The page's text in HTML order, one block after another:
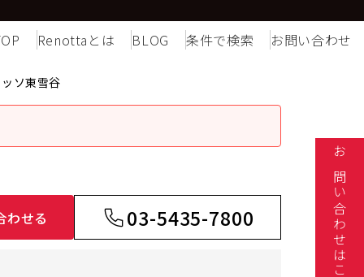
Renottaとは BLOG 条件で検索 お問い合わせ
ソ東雪谷
わせる 03-5435-7800 お問い合わせはこちら